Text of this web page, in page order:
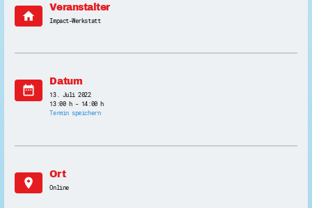
home
Veranstalter
Impact-Werkstatt
date_range
Datum
13. Juli 2022
13:00 h - 14:00 h
Termin speichern
location_on
Ort
Online